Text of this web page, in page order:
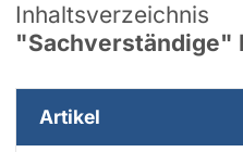
Inhaltsverzeichnis
"Sachverständige"
Artikel